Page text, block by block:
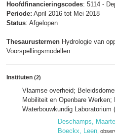
Hoofdfinancieringscodes: 5114 -
Periode: April 2016 tot Mei 2018
Status: Afgelopen
Thesaurustermen Hydrologie van
Voorspellingsmodellen
Instituten (2)
Vlaamse overheid;
Mobiliteit en Openbare
Waterbouwkundig Laboratorium
Deschamps,
Boeckx, Leen ,